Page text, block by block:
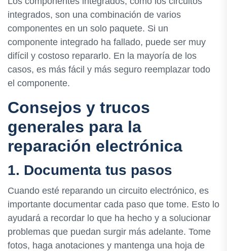
integrados, son una combinación de varios
componentes en un solo paquete. Si un
componente integrado ha fallado, puede ser muy
difícil y costoso repararlo. En la mayoría de los
casos, es más fácil y más seguro reemplazar todo
el componente.
Consejos y trucos
generales para la
reparación electrónica
1. Documenta tus pasos
Cuando esté reparando un circuito electrónico, es
importante documentar cada paso que tome. Esto lo
ayudará a recordar lo que ha hecho y a solucionar
problemas que puedan surgir más adelante. Tome
fotos, haga anotaciones y mantenga una hoja de